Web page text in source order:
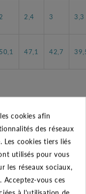
2,4 3 3,3
50,1 47,1 42,7
Professionnel
d'eau enterré
cookies afin
des réseaux
cookies tiers liés
utilisés pour vous
les réseaux sociaux,
Acceptez-vous ces